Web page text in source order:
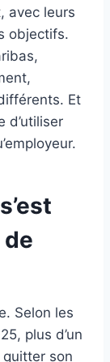
avec leurs
objectifs.
Et
d’utiliser
Selon les
plus d’un
son